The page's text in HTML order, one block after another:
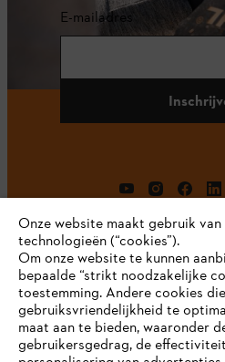
E-mailadres
Bedrijf
Onze website maakt gebruik
technologieën (“cookies”).
Om onze website te kunnen
bepaalde “strikt noodzakelijke
toestemming. Andere cookies
gebruiksvriendelijkheid te
maat aan te bieden, waaronder
gebruikersgedrag, de